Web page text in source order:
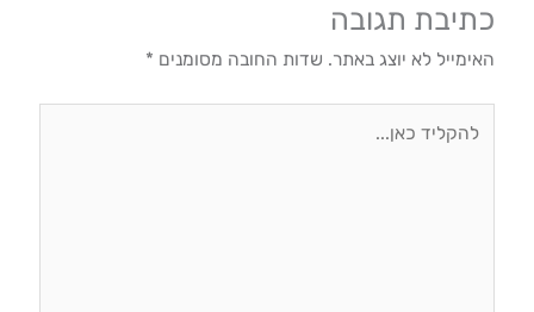
כתיבת תגובה
האימייל לא יוצג באתר. שדות החובה מסומנים *